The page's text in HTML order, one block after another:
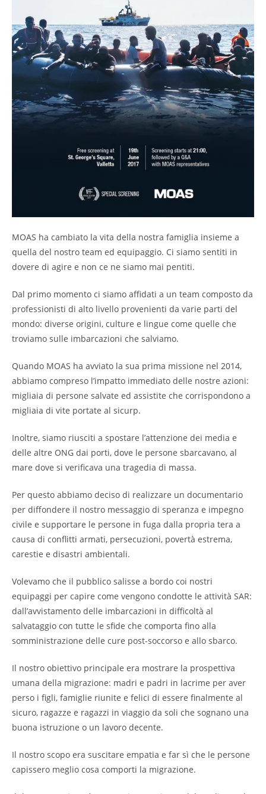
MOAS ha cambiato la vita della nostra famiglia insieme a
quella del nostro team ed equipaggio. Ci siamo sentiti in
dovere di agire e non ce ne siamo mai pentiti.
Dal primo momento ci siamo affidati a un team composto da
professionisti di alto livello provenienti da varie parti del
mondo: diverse origini, culture e lingue come quelle che
troviamo sulle imbarcazioni che salviamo.
Quando MOAS ha avviato la sua prima missione nel 2014,
abbiamo compreso l’impatto immediato delle nostre azioni:
migliaia di persone salvate ed assistite che corrispondono a
migliaia di vite portate al sicurp.
Inoltre, siamo riusciti a spostare l’attenzione dei media e
delle altre ONG dai porti, dove le persone sbarcavano, al
mare dove si verificava una tragedia di massa.
Per questo abbiamo deciso di realizzare un documentario
per diffondere il nostro messaggio di speranza e impegno
civile e supportare le persone in fuga dalla propria tera a
causa di conflitti armati, persecuzioni, povertà estrema,
carestie e disastri ambientali.
Volevamo che il pubblico salisse a bordo coi nostri
equipaggi per capire come vengono condotte le attività SAR:
dall’avvistamento delle imbarcazioni in difficoltà al
salvataggio con tutte le sfide che comporta fino alla
somministrazione delle cure post-soccorso e allo sbarco.
Il nostro obiettivo principale era mostrare la prospettiva
umana della migrazione: madri e padri in lacrime per aver
perso i figli, famiglie riunite e felici di essere finalmente al
sicuro, ragazze e ragazzi in viaggio da soli che sognano una
buona istruzione o un lavoro decente.
Il nostro scopo era suscitare empatia e far sì che le persone
capissero meglio cosa comporti la migrazione.